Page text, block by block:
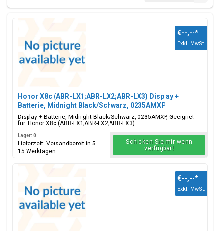
Honor X8c (ABR-LX1;ABR-LX2;ABR-LX3) Display +
Batterie, Midnight Black/Schwarz, 0235AMXP
Display + Batterie, Midnight Black/Schwarz, 0235AMXP, Geeignet
für: Honor X8c (ABR-LX1;ABR-LX2;ABR-LX3)
€--,--*
Exkl. MwSt.
Lager: 0
Lieferzeit: Versandbereit in 5 -
15 Werktagen
Schicken Sie mir wenn
verfügbar!
€--,--*
Exkl. MwSt.